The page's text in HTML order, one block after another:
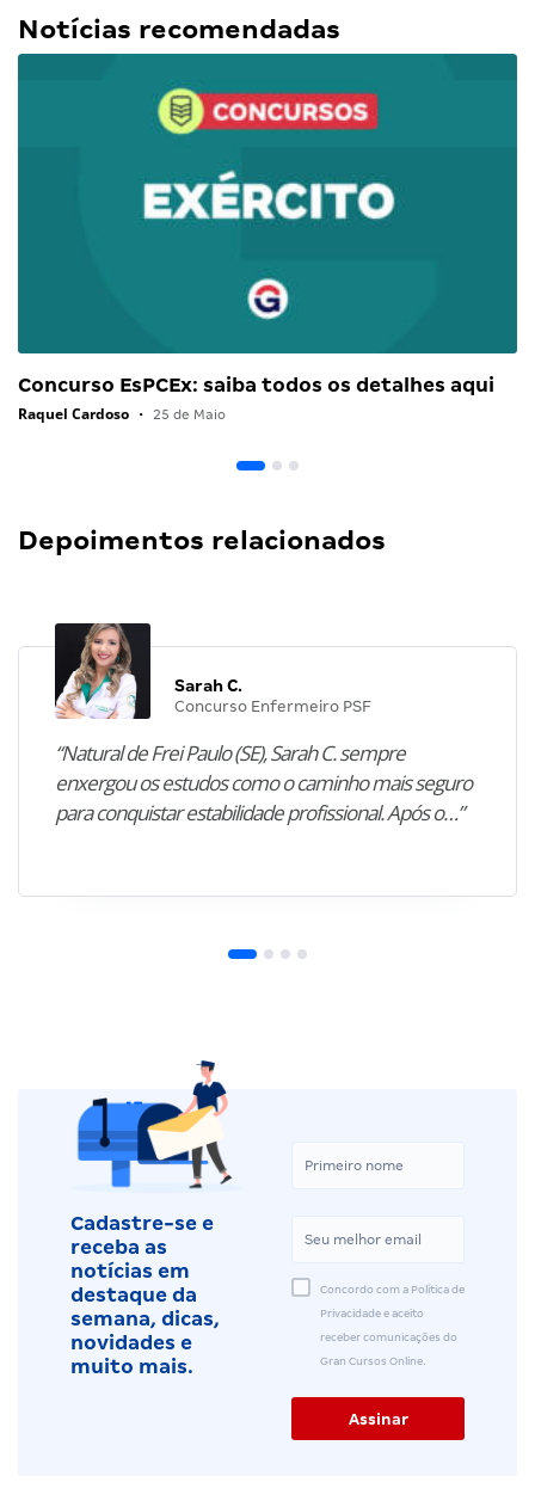
Notícias recomendadas
Concurso EsPCEx: saiba todos os detalhes aqui
Raquel Cardoso • 25 de Maio
Depoimentos relacionados
Sarah C.
Concurso Enfermeiro PSF
“Natural de Frei Paulo (SE), Sarah C. sempre
enxergou os estudos como o caminho mais seguro
para conquistar estabilidade profissional. Após o…”
Cadastre-se e
receba as
notícias em
destaque da
semana, dicas,
novidades e
muito mais.
Concordo com a Política de
Privacidade e aceito
receber comunicações do
Gran Cursos Online.